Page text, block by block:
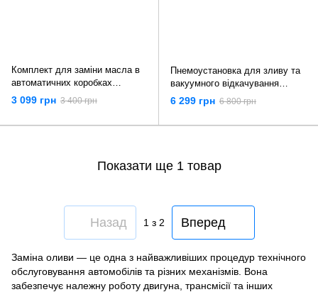
Комплект для заміни масла в
автоматичних коробках
передач 8 л. Falcon F05392
3 099 грн 3 400 грн
Пнемоустановка для зливу та
вакуумного відкачування
масла з мірною колбою 80 л
Kraft & Dele KD10520
6 299 грн 6 800 грн
Показати ще 1 товар
Назад 1з 2 Вперед
Заміна оливи — це одна з найважливіших процедур технічного
обслуговування автомобілів та різних механізмів. Вона
забезпечує належну роботу двигуна, трансмісії та інших